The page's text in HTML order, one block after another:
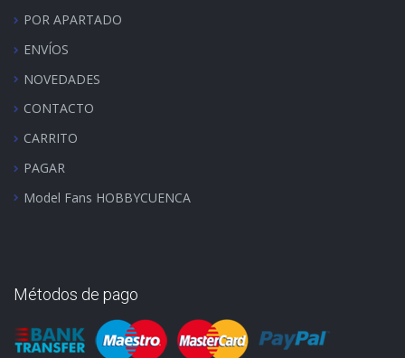
POR APARTADO
ENVÍOS
NOVEDADES
CONTACTO
CARRITO
PAGAR
Model Fans HOBBYCUENCA
Métodos de pago